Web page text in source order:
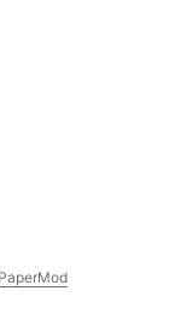
PaperMod